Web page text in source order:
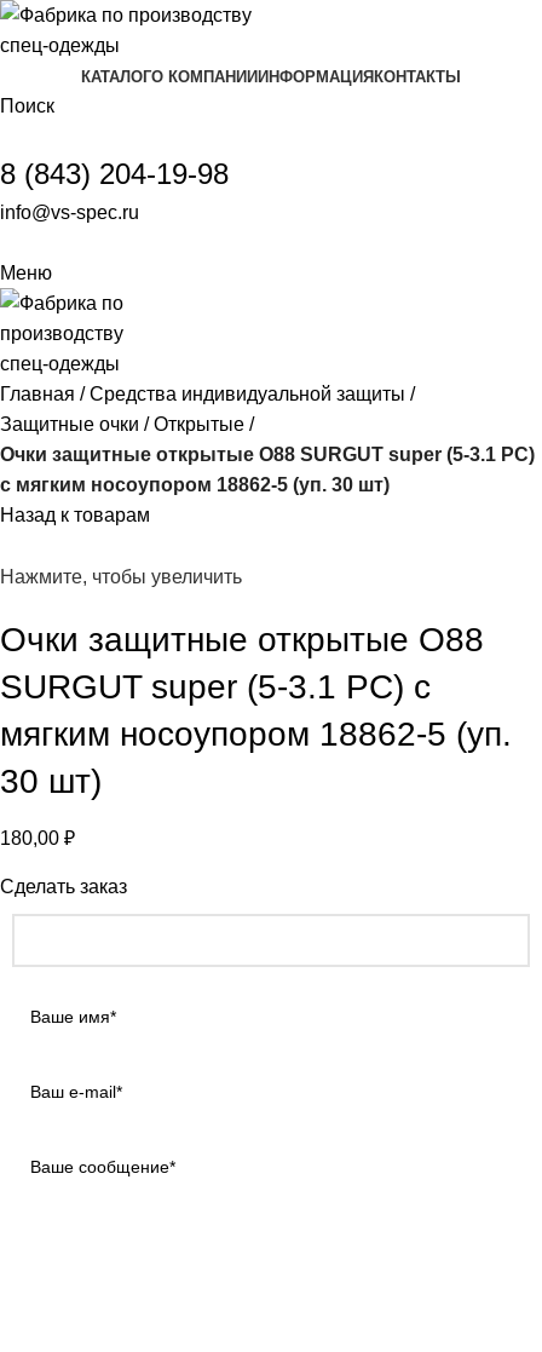
КАТАЛОГО КОМПАНИИ ИНФОРМАЦИЯ КОНТАКТЫ
Поиск
8 (843) 204-19-98
info@vs-spec.ru
Меню
Главная
Средства индивидуальной защиты
Защитные очки
Открытые
Очки защитные открытые О88 SURGUT super (5-3.1 РС)
с мягким носоупором 18862-5 (уп. 30 шт)
Назад к товарам
Нажмите, чтобы увеличить
Очки защитные открытые О88
SURGUT super (5-3.1 РС) с
мягким носоупором 18862-5 (уп.
30 шт)
180,00 ₽
Сделать заказ